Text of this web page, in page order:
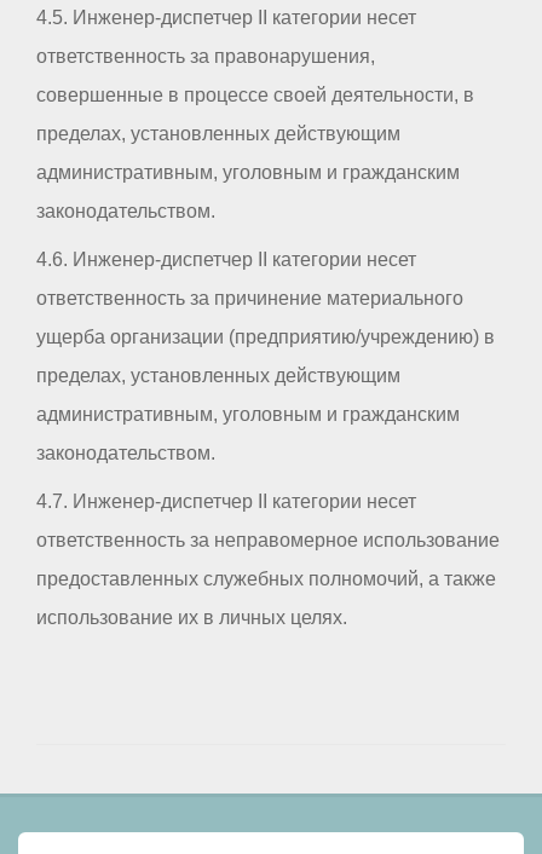
4.5. Инженер-диспетчер II категории несет
ответственность за правонарушения,
совершенные в процессе своей деятельности, в
пределах, установленных действующим
административным, уголовным и гражданским
законодательством.
4.6. Инженер-диспетчер II категории несет
ответственность за причинение материального
ущерба организации (предприятию/учреждению) в
пределах, установленных действующим
административным, уголовным и гражданским
законодательством.
4.7. Инженер-диспетчер II категории несет
ответственность за неправомерное использование
предоставленных служебных полномочий, а также
использование их в личных целях.